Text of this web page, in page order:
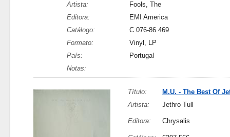
Artista:
Fools, The
Editora:
EMI America
Catálogo:
C 076-86 469
Formato:
Vinyl, LP
País:
Portugal
Notas:
Título:
M.U. - The Best Of
Artista:
Jethro Tull
Editora: Chrysalis